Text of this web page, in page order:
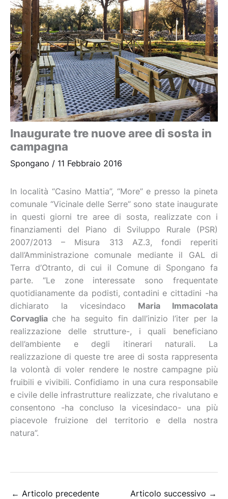
Inaugurate tre nuove aree di sosta in
campagna
Spongano / 11 Febbraio 2016
In località “Casino Mattia”, “More” e presso la pineta
comunale “Vicinale delle Serre” sono state inaugurate
in questi giorni tre aree di sosta, realizzate con i
finanziamenti del Piano di Sviluppo Rurale (PSR)
2007/2013 – Misura 313 AZ.3, fondi reperiti
dall’Amministrazione comunale mediante il GAL di
Terra d’Otranto, di cui il Comune di Spongano fa
parte. “Le zone interessate sono frequentate
quotidianamente da podisti, contadini e cittadini -ha
dichiarato la vicesindaco Maria Immacolata
Corvaglia che ha seguito fin dall’inizio l’iter per la
realizzazione delle strutture-, i quali beneficiano
dell’ambiente e degli itinerari naturali. La
realizzazione di queste tre aree di sosta rappresenta
la volontà di voler rendere le nostre campagne più
fruibili e vivibili. Confidiamo in una cura responsabile
e civile delle infrastrutture realizzate, che rivalutano e
consentono -ha concluso la vicesindaco- una più
piacevole fruizione del territorio e della nostra
natura”.
← Articolo precedente Articolo successivo →